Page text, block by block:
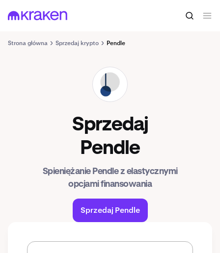
Strona główna Sprzedaj krypto Pendle
Sprzedaj
Pendle
Spieniężanie Pendle z elastycznymi
opcjami finansowania
Sprzedaj Pendle